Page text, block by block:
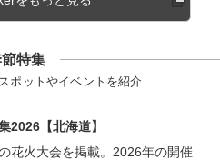
特集
ポットやイベントを紹介
2026【北海道】
花火大会を掲載。2026年の開催